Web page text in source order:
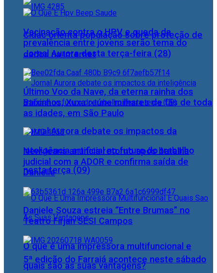
Cidac orienta população sobre proteção de
dados na internet
Jornal Aurora debate os impactos da
inteligência artificial no futuro do trabalho
nesta terça (09)
O que é uma impressora multifuncional e
quais são as suas vantagens?
Vacinação contra o HPV e queda da
prevalência entre jovens serão tema do
Jornal Aurora desta terça-feira (28)
Último Voo da Nave, da eterna rainha dos
Baixinhos, Xuxa reúne milhares de fãs de toda
as idades, em São Paulo
NewJeans anuncia retorno após batalha
judicial com a ADOR e confirma saída de
Danielle
Daniele Souza estreia “Entre Brumas” no
Teatro Firjan SESI Campos
5ª edição do Farraiá acontece neste sábado